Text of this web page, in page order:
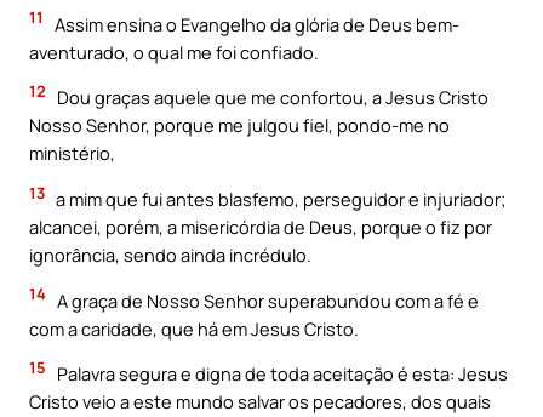
11
Assim ensina o Evangelho da glória de Deus bem-
aventurado, o qual me foi confiado.
12
Dou graças aquele que me confortou, a Jesus Cristo
Nosso Senhor, porque me julgou fiel, pondo-me no
ministério,
13 a mim que fui antes blasfemo, perseguidor e injuriador;
alcancei, porém, a misericórdia de Deus, porque o fiz por
ignorância, sendo ainda incrédulo.
14 A graça de Nosso Senhor superabundou com a fé e
com a caridade, que há em Jesus Cristo.
15
Palavra segura e digna de toda aceitação é esta: Jesus
Cristo veio a este mundo salvar os pecadores, dos quais